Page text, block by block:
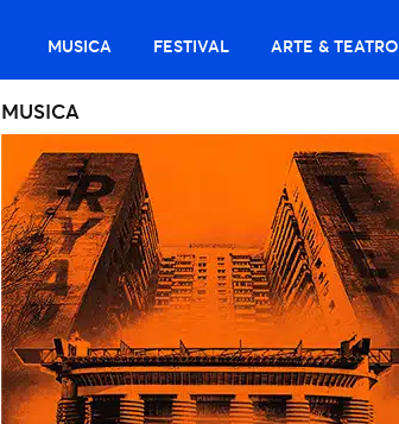
MUSICA FESTIVAL ARTE & TEATRO
MUSICA